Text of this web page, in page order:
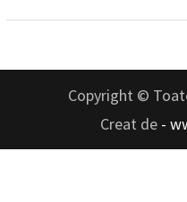
Copyright ©
Creat de -